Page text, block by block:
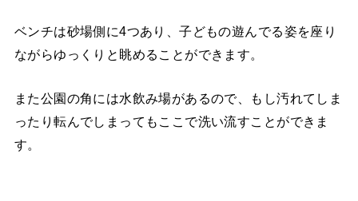
ベンチは砂場側に4つあり、子どもの遊んでる姿を座り
ながらゆっくりと眺めることができます。
また公園の角には水飲み場があるので、もし汚れてしま
ったり転んでしまってもここで洗い流すことができま
す。